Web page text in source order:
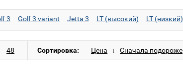
3 Golf 3 variant Jetta 3 LT (высокий) LT (низкий)
Сортировка: